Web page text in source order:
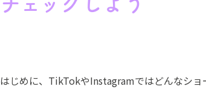
はじめに、TikTokやInstagramではどんなシ